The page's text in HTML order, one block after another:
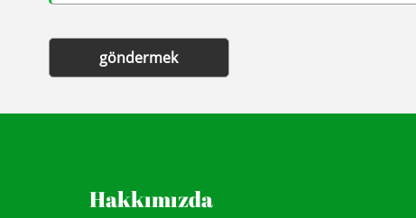
göndermek
Hakkımızda